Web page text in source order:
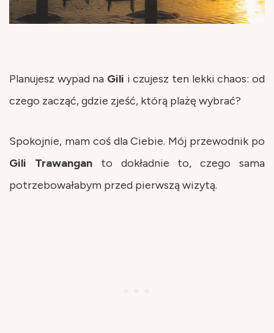
Planujesz wypad na Gili i czujesz ten lekki chaos: od
czego zacząć, gdzie zjeść, którą plażę wybrać?
Spokojnie, mam coś dla Ciebie. Mój przewodnik po
Gili Trawanganto dokładnie to, czego sama
potrzebowałabym przed pierwszą wizytą.